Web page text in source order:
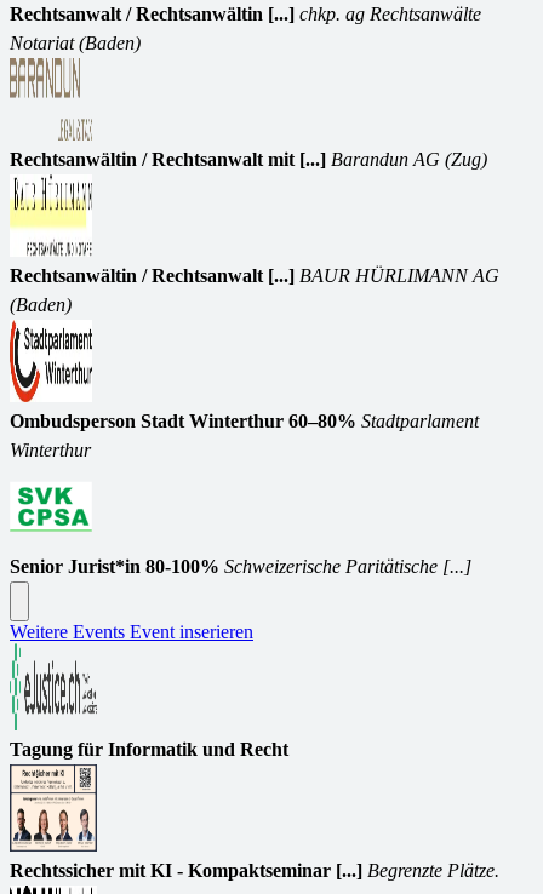
Rechtsanwalt / Rechtsanwältin [...] chkp. ag Rechtsanwälte
Notariat (Baden)
Rechtsanwältin / Rechtsanwalt mit [...] Barandun AG (Zug)
Rechtsanwältin / Rechtsanwalt [...] BAUR HÜRLIMANN AG
(Baden)
Ombudsperson Stadt Winterthur 60–80% Stadtparlament
Winterthur
Senior Jurist*in 80-100% Schweizerische Paritätische [...]
Weitere Events Event inserieren
Tagung für Informatik und Recht
Rechtssicher mit KI - Kompaktseminar [...] Begrenzte Plätze.